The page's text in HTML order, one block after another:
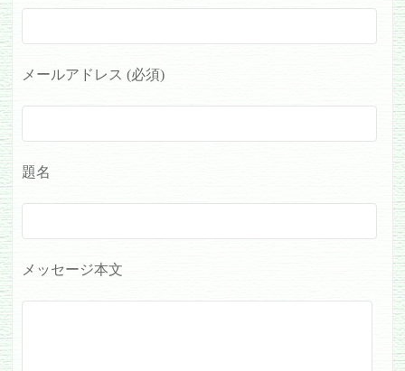
メールアドレス (必須)
題名
メッセージ本文